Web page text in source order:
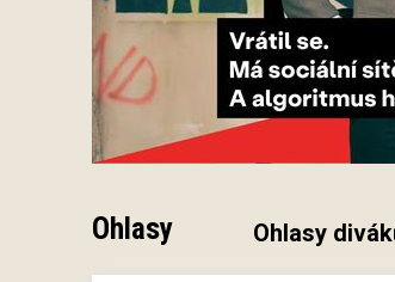
Ohlasy Ohlasy